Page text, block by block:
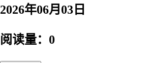
2026年06月03日
阅读量：0